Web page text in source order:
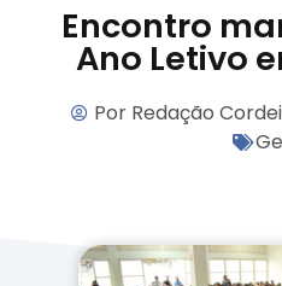
Encontro
Ano Letivo
PorRedação